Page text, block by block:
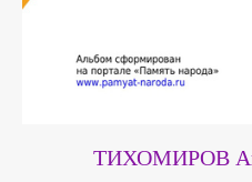
ТИХОМИРОВ